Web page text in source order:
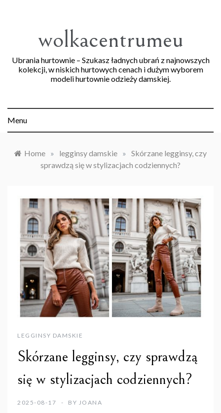
wolkacentrumeu
Ubrania hurtownie – Szukasz ładnych ubrań z najnowszych
kolekcji, w niskich hurtowych cenach i dużym wyborem
modeli hurtownie odzieży damskiej.
Menu
Home » legginsy damskie » Skórzane legginsy, czy
sprawdzą się w stylizacjach codziennych?
LEGGINSY DAMSKIE
Skórzane legginsy, czy sprawdzą
się w stylizacjach codziennych?
2025-08-17 BY JOANA